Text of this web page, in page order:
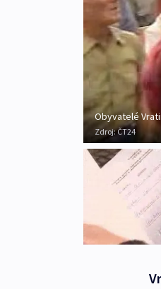
Obyvatelé
Zdroj:ČT24